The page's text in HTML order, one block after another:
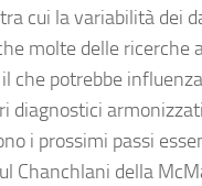
cui la variabilità dei
molte delle ricerche
che potrebbe
diagnostici
i prossimi passi
Chanchlani della